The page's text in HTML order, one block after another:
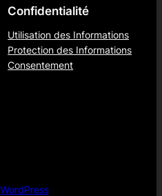
Confidentialité
Utilisation des Informations
Protection des Informations
Consentement
WordPress